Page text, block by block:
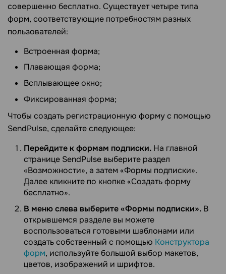
совершенно бесплатно. Существует четыре типа
форм, соответствующие потребностям разных
пользователей:
Встроенная форма;
Плавающая форма;
Всплывающее окно;
Фиксированная форма;
Чтобы создать регистрационную форму с помощью
SendPulse, сделайте следующее:
Перейдите к формам подписки. На главной
странице SendPulse выберите раздел
«Возможности», а затем «Формы подписки».
Далее кликните по кнопке «Создать форму
бесплатно».
В меню слева выберите «Формы подписки». В
открывшемся разделе вы можете
воспользоваться готовыми шаблонами или
создать собственный с помощью Конструктора
форм, используйте большой выбор макетов,
цветов, изображений и шрифтов.